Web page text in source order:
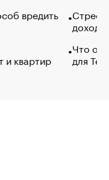
вредить
и квартир
Что
для